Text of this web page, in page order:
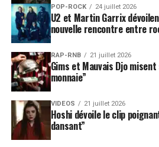
POP-ROCK 24 juillet 2026
U2 et Martin Garrix
nouvelle rencontre entre
RAP-RNB 21 juillet 2026
Gims et Mauvais Djo misent
monnaie”
VIDEOS 21 juillet 2026
Hoshi dévoile le clip
dansant”